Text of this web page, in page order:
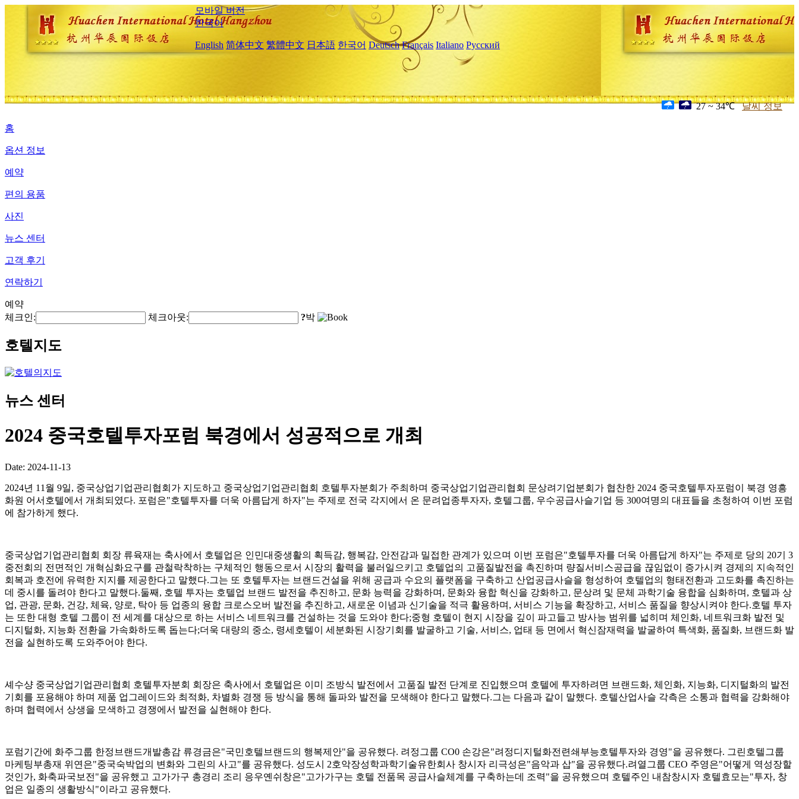
모바일 버전
한국어
English 简体中文 繁體中文 日本語 한국어 Deutsch Français Italiano Русский
27 ~ 34℃ 날씨 정보
홈
옵션 정보
예약
편의 용품
사진
뉴스 센터
고객 후기
연락하기
예약
체크인:
체크아웃: ?박
호텔지도
뉴스 센터
2024 중국호텔투자포럼 북경에서 성공적으로 개최
Date: 2024-11-13
2024년 11월 9일, 중국상업기업관리협회가 지도하고 중국상업기업관리협회 호텔투자분회가 주최하며 중국상업기업관리협회 문상려기업분회가 협찬한 2024 중국호텔투자포럼이 북경 영흥
화원 어서호텔에서 개최되였다. 포럼은"호텔투자를 더욱 아름답게 하자"는 주제로 전국 각지에서 온 문려업종투자자, 호텔그룹, 우수공급사슬기업 등 300여명의 대표들을 초청하여 이번 포럼
에 참가하게 했다.
중국상업기업관리협회 회장 류육재는 축사에서 호텔업은 인민대중생활의 획득감, 행복감, 안전감과 밀접한 관계가 있으며 이번 포럼은"호텔투자를 더욱 아름답게 하자"는 주제로 당의 20기 3
중전회의 전면적인 개혁심화요구를 관철락착하는 구체적인 행동으로서 시장의 활력을 불러일으키고 호텔업의 고품질발전을 촉진하며 량질서비스공급을 끊임없이 증가시켜 경제의 지속적인
회복과 호전에 유력한 지지를 제공한다고 말했다.그는 또 호텔투자는 브랜드건설을 위해 공급과 수요의 플랫폼을 구축하고 산업공급사슬을 형성하여 호텔업의 형태전환과 고도화를 촉진하는
데 중시를 돌려야 한다고 말했다.둘째, 호텔 투자는 호텔업 브랜드 발전을 추진하고, 문화 능력을 강화하며, 문화와 융합 혁신을 강화하고, 문상려 및 문체 과학기술 융합을 심화하며, 호텔과 상
업, 관광, 문화, 건강, 체육, 양로, 탁아 등 업종의 융합 크로스오버 발전을 추진하고, 새로운 이념과 신기술을 적극 활용하며, 서비스 기능을 확장하고, 서비스 품질을 향상시켜야 한다.호텔 투자
는 또한 대형 호텔 그룹이 전 세계를 대상으로 하는 서비스 네트워크를 건설하는 것을 도와야 한다;중형 호텔이 현지 시장을 깊이 파고들고 방사능 범위를 넓히며 체인화, 네트워크화 발전 및
디지털화, 지능화 전환을 가속화하도록 돕는다;더욱 대량의 중소, 령세호텔이 세분화된 시장기회를 발굴하고 기술, 서비스, 업태 등 면에서 혁신잠재력을 발굴하여 특색화, 품질화, 브랜드화 발
전을 실현하도록 도와주어야 한다.
셰수샹 중국상업기업관리협회 호텔투자분회 회장은 축사에서 호텔업은 이미 조방식 발전에서 고품질 발전 단계로 진입했으며 호텔에 투자하려면 브랜드화, 체인화, 지능화, 디지털화의 발전
기회를 포용해야 하며 제품 업그레이드와 최적화, 차별화 경쟁 등 방식을 통해 돌파와 발전을 모색해야 한다고 말했다.그는 다음과 같이 말했다. 호텔산업사슬 각측은 소통과 협력을 강화해야
하며 협력에서 상생을 모색하고 경쟁에서 발전을 실현해야 한다.
포럼기간에 화주그룹 한정브랜드개발총감 류경금은"국민호텔브랜드의 행복제안"을 공유했다. 려정그룹 CO0 손강은"려정디지털화전련쇄부능호텔투자와 경영"을 공유했다. 그린호텔그룹
마케팅부총재 위연은"중국숙박업의 변화와 그린의 사고"를 공유했다. 성도시 2호악장성학과학기술유한회사 창시자 리극성은"음악과 삽"을 공유했다.려열그룹 CEO 주영은"어떻게 역성장할
것인가, 화축파국보전"을 공유했고 고가가구 총경리 조리 응우옌쉬창은"고가가구는 호텔 전품목 공급사슬체계를 구축하는데 조력"을 공유했으며 호텔주인 내참창시자 호텔효모는"투자, 창
업은 일종의 생활방식"이라고 공유했다.